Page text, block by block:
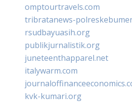
omptourtravels.com
tribratanews-
rsudbayuasih.org
publikjurnalistik.org
juneteenthapparel.net
italywarm.com
kvk-kumari.org